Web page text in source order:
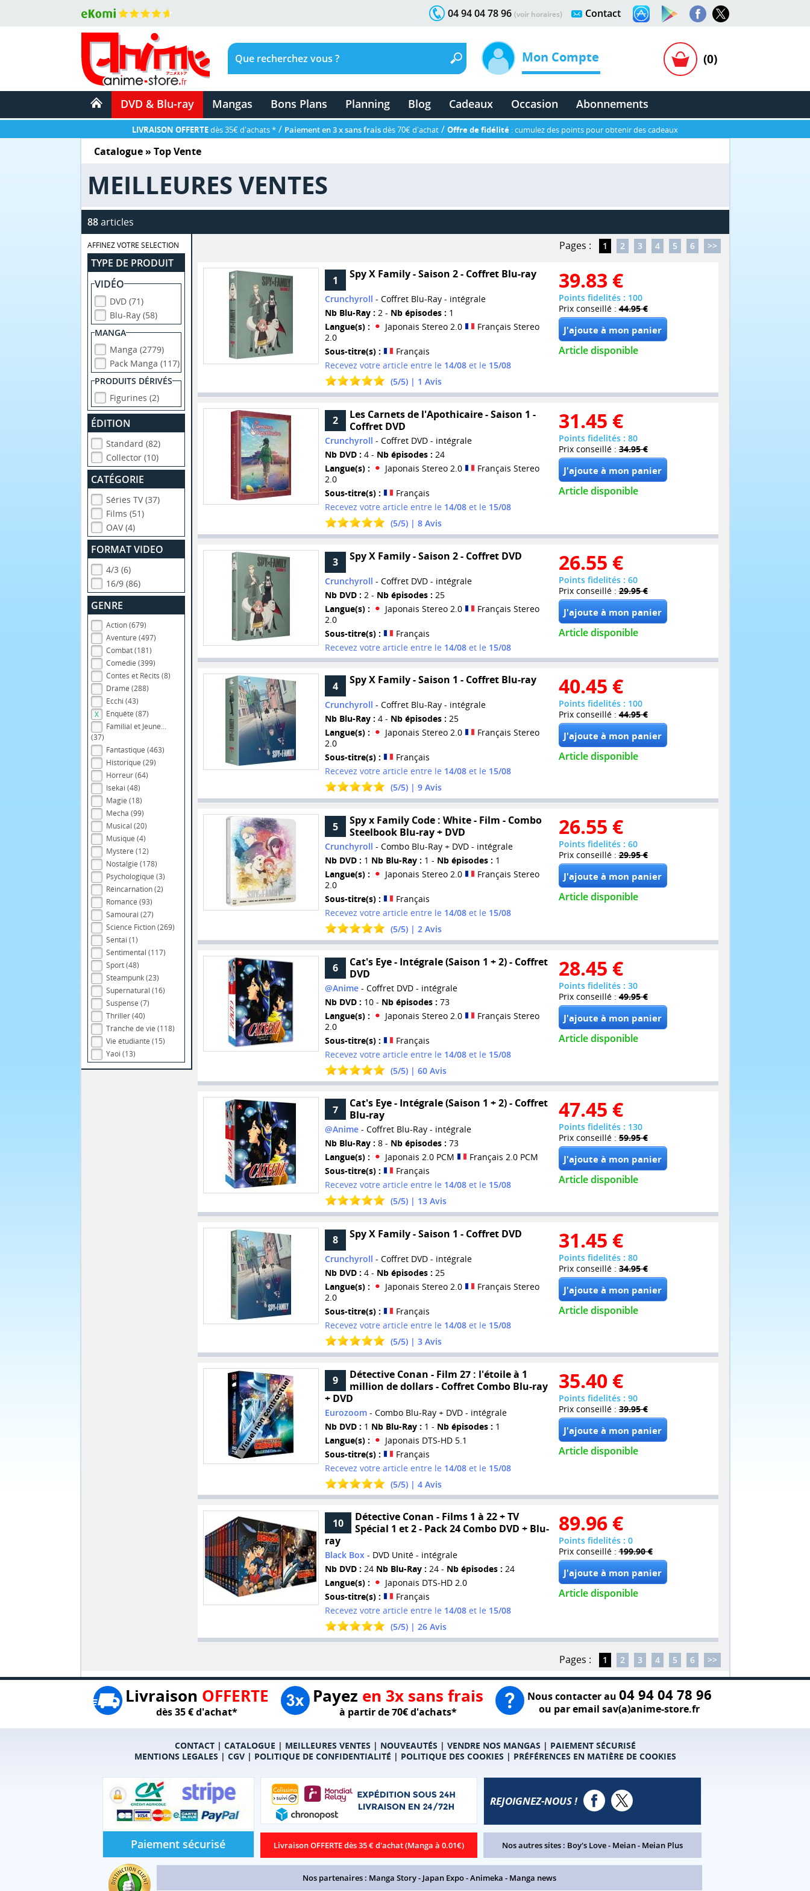
Contact
04 94 04 78 96 (voir horaires)
Mon Compte (0)
DVD & Blu-ray Mangas Bons Plans Planning Blog Cadeaux Occasion Abonnements
LIVRAISON OFFERTEdès 35€ d'achats * / Paiement en 3 x sans fraisdès 70€ d'achat / Offre de fidélité : cumulez des points pour obtenir des cadeaux
Catalogue» Top Vente
MEILLEURES VENTES
88articles
AFFINEZ VOTRE SELECTION
TYPE DE PRODUIT
VIDÉO
DVD (71)
Blu-Ray (58)
MANGA
Manga (2779)
Pack Manga (117)
PRODUITS DÉRIVÉS
Figurines (2)
ÉDITION
Standard (82)
Collector (10)
CATÉGORIE
Séries TV (37)
Films (51)
OAV (4)
FORMAT VIDEO
4/3 (6)
16/9 (86)
GENRE
Action (679)
Aventure (497)
Combat (181)
Comédie (399)
Contes et Récits (8)
Drame (288)
Ecchi (43)
Enquête (87)
Familial et Jeune...
(37)
Fantastique (463)
Historique (29)
Horreur (64)
Isekai (48)
Magie (18)
Mecha (99)
Musical (20)
Musique (4)
Mystère (12)
Nostalgie (178)
Psychologique (3)
Réincarnation (2)
Romance (93)
Samourai (27)
Science Fiction (269)
Sentai (1)
Sentimental (117)
Sport (48)
Steampunk (23)
Supernatural (16)
Suspense (7)
Thriller (40)
Tranche de vie (118)
Vie étudiante (15)
Yaoi (13)
Pages : 1 2 3 4 5 6 >>
1 Spy X Family - Saison 2 - Coffret Blu-ray
Crunchyroll - Coffret Blu-Ray - intégrale
Nb Blu-Ray : 2 - Nb épisodes : 1
Langue(s) :
Japonais Stereo 2.0
Français Stereo
2.0
Sous-titre(s) :
Français
Recevez votre article entre le 14/08et le 15/08
(5/5) | 1 Avis
39.83 €
Points fidelités : 100
Prix conseillé :44.95 €
Article disponible
2
Les Carnets de l'Apothicaire - Saison 1 -
Coffret DVD
Crunchyroll - Coffret DVD - intégrale
Nb DVD : 4 - Nb épisodes : 24
Langue(s) :
Japonais Stereo 2.0
Français Stereo
2.0
Sous-titre(s) :
Français
Recevez votre article entre le 14/08et le 15/08
(5/5) | 8Avis
31.45 €
Points fidelités : 80
Prix conseillé :34.95 €
Article disponible
3 Spy X Family - Saison 2 - Coffret DVD
Crunchyroll - Coffret DVD - intégrale
Nb DVD : 2 - Nb épisodes : 25
Langue(s) :
Japonais Stereo 2.0
Français Stereo
2.0
Sous-titre(s) :
Français
Recevez votre article entre le 14/08et le 15/08
26.55 €
Points fidelités : 60
Prix conseillé :29.95 €
Article disponible
4 Spy X Family - Saison 1 - Coffret Blu-ray
Crunchyroll - Coffret Blu-Ray - intégrale
Nb Blu-Ray : 4 - Nb épisodes : 25
Langue(s) :
Japonais Stereo 2.0
Français Stereo
2.0
Sous-titre(s) :
Français
Recevez votre article entre le 14/08et le 15/08
(5/5) | 9Avis
40.45 €
Points fidelités : 100
Prix conseillé :44.95 €
Article disponible
5
Spy x Family Code : White - Film - Combo
Steelbook Blu-ray + DVD
Crunchyroll - Combo Blu-Ray + DVD - intégrale
Nb DVD : 1 Nb Blu-Ray : 1 - Nb épisodes : 1
Langue(s) :
Japonais Stereo 2.0
Français Stereo
2.0
Sous-titre(s) :
Français
Recevez votre article entre le 14/08et le 15/08
(5/5) | 2Avis
26.55 €
Points fidelités : 60
Prix conseillé :29.95 €
Article disponible
6
Cat's Eye - Intégrale (Saison 1 + 2) - Coffret
DVD
@Anime- Coffret DVD - intégrale
Nb DVD : 10 - Nb épisodes : 73
Langue(s) :
Japonais Stereo 2.0
Français Stereo
2.0
Sous-titre(s) :
Français
Recevez votre article entre le 14/08et le 15/08
(5/5) | 60Avis
28.45 €
Points fidelités : 30
Prix conseillé :49.95 €
Article disponible
7
Cat's Eye - Intégrale (Saison 1 + 2) - Coffret
Blu-ray
@Anime- Coffret Blu-Ray - intégrale
Nb Blu-Ray : 8 - Nb épisodes : 73
Langue(s) :
Japonais 2.0 PCM
Français 2.0 PCM
Sous-titre(s) :
Français
Recevez votre article entre le 14/08et le 15/08
(5/5) | 13Avis
47.45 €
Points fidelités : 130
Prix conseillé :59.95 €
Article disponible
8 Spy X Family - Saison 1 - Coffret DVD
Crunchyroll - Coffret DVD - intégrale
Nb DVD : 4 - Nb épisodes : 25
Langue(s) :
Japonais Stereo 2.0
Français Stereo
2.0
Sous-titre(s) :
Français
Recevez votre article entre le 14/08et le 15/08
(5/5) | 3Avis
31.45 €
Points fidelités : 80
Prix conseillé :34.95 €
Article disponible
9
Détective Conan - Film 27 : l'étoile à 1
million de dollars - Coffret Combo Blu-ray
+ DVD
Eurozoom- Combo Blu-Ray + DVD - intégrale
Nb DVD : 1 Nb Blu-Ray : 1 - Nb épisodes : 1
Langue(s) :
Japonais DTS-HD 5.1
Sous-titre(s) :
Français
Recevez votre article entre le 14/08et le 15/08
(5/5) | 4Avis
35.40€
Points fidelités : 90
Prix conseillé :39.95 €
Article disponible
10
Détective Conan - Films 1 à 22 + TV
Spécial 1 et 2 - Pack 24 Combo DVD + Blu-
ray
Black Box- DVD Unité - intégrale
Nb DVD : 24 Nb Blu-Ray : 24 - Nb épisodes : 24
Langue(s) :
Japonais DTS-HD 2.0
Sous-titre(s) :
Français
Recevez votre article entre le 14/08et le 15/08
(5/5) | 26Avis
89.96€
Points fidelités : 0
Prix conseillé :199.90 €
Article disponible
Pages : 1 2 3 4 5 6 >>
Livraison OFFERTE
dès 35 € d'achat*
Payez en 3x sans frais
à partir de 70€ d'achats*
Nous contacter au 04 94 04 78 96
ou par email sav(a)anime-store.fr
CONTACT| CATALOGUE | MEILLEURES VENTES | NOUVEAUTÉS | VENDRE NOS MANGAS | PAIEMENT SÉCURISÉ
MENTIONS LEGALES | CGV| POLITIQUE DE CONFIDENTIALITÉ | POLITIQUE DES COOKIES | PRÉFÉRENCES EN MATIÈRE DE COOKIES
Paiement sécurisé Livraison OFFERTE dès 35 € d'achat (Manga à 0.01€)
REJOIGNEZ-NOUS !
Nos autres sites : Boy's Love- Meian- Meian Plus
Nos partenaires : Manga Story- Japan Expo-Animeka - Manga news